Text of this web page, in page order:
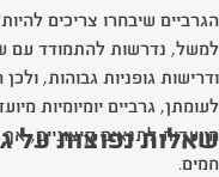
הגרביים שיבחרו צריכים
למשל, נדרשות להתמודד עם
ודרישות גופניות גבוהות,
לעומתן, גרביים יומיומיות
מיועדות לתנאים קיצוניים,
חמים.
שאלות נפוצות על